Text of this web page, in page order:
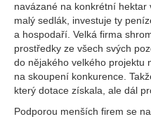
navázané na konkrétní
malý sedlák, investuje ty
a hospodaří. Velká firma
prostředky ze všech svých
do nějakého velkého projektu
na skoupení konkurence.
který dotace získala, ale dál
Podporou menších firem se